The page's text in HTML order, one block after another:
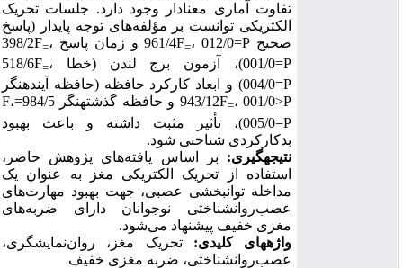
تفاوت آماری معنادار وجود دارد. جلسات تحریک
الکتریکی توانست بر مؤلفه‌های توجه پایدار (پاسخ
صحیح 961/4
F= ، 012/0= P و زمان پاسخ 398/2F= ،
001/0=)، آزمون برج لندن (خطا 518/6F=
004/0=
)و ابعاد کارکرد حافظه (حافظه آینده­نگر
943/12F= ، 001/0> وحافظه گذشته­نگر 984/5=
F،
005/0=
)، تأثیر مثبت
داشته و باعث بهبود
بدکارکردی شناختی شود.
نتیجه­گیری:بر اساس یافته‌های پژوهش حاضر،
استفاده
از تحریک الکتریکی مغز به عنوان
یک
مداخله توان­بخشی عصبی، جهت بهبود مهارت‌های
عصب‌روان­شناختی نوجوانان دارای ضربه‌های
مغزی خفیف پیشنهاد می‌شود.
واژه­های کلیدی:
تحریک مغز،
روان‌نمایشگری،
عصب‌روان­شناختی، ضربه­ مغزی خفیف